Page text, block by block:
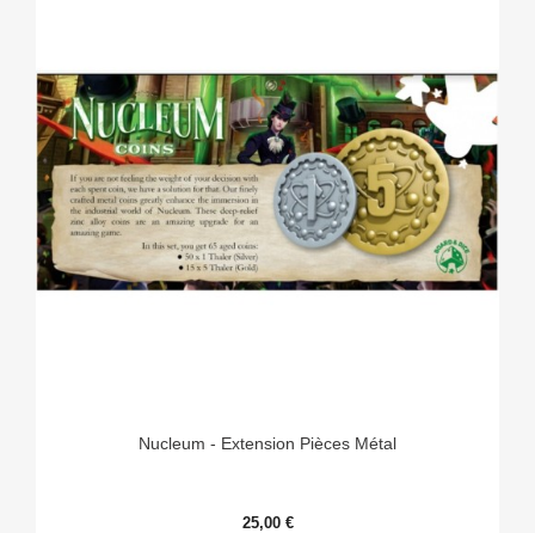
Nucleum - Extension Pièces Métal
25,00 €